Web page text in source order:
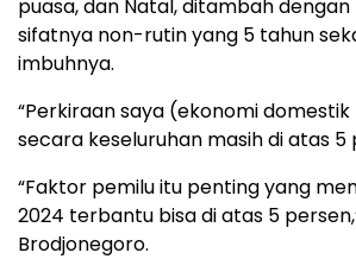
puasa, dan Natal, ditambah
sifatnya non-rutin yang 5 tahun
imbuhnya.
“Perkiraan saya (ekonomi
secara keseluruhan masih di atas 5
“Faktor pemilu itu penting yang
2024 terbantu bisa di atas 5
Brodjonegoro.